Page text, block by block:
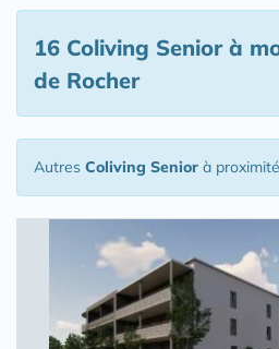
16 Coliving Seniorà
de Rocher
Autres Coliving Senior à